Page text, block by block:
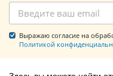
Выражаю согласие на
Политикой